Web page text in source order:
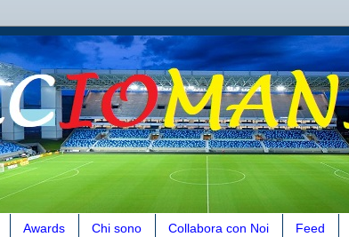
Awards Chi sono Collabora con Noi Feed